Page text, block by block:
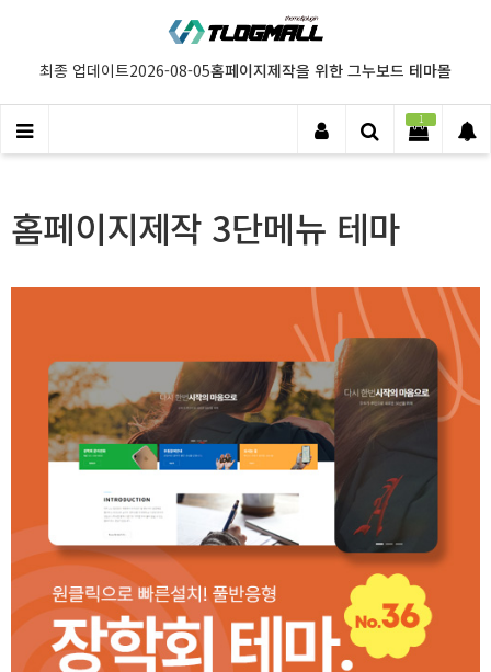
최종 업데이트2026-08-05홈페이지제작을 위한 그누보드 테마몰
1
홈페이지제작 3단메뉴 테마